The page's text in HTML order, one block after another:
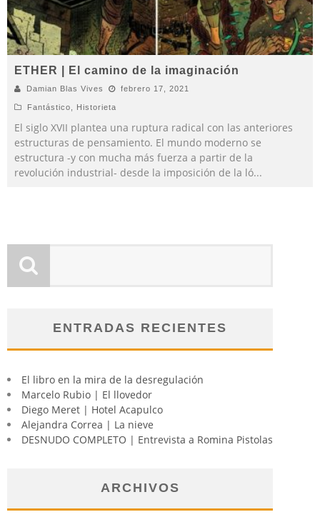
ETHER | El camino de la imaginación
Damian Blas Vives febrero 17, 2021
Fantástico Historieta
El siglo XVII plantea una ruptura radical con las anteriores
estructuras de pensamiento. El mundo moderno se
estructura -y con mucha más fuerza a partir de la
revolución industrial- desde la imposición de la ló...
ENTRADAS RECIENTES
El libro en la mira de la desregulación
Marcelo Rubio | El llovedor
Diego Meret | Hotel Acapulco
Alejandra Correa | La nieve
DESNUDO COMPLETO | Entrevista a Romina Pistolas
ARCHIVOS